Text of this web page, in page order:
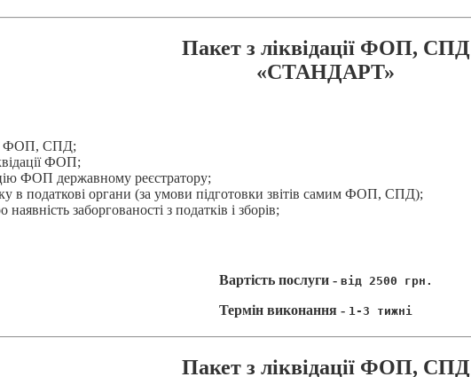
Пакет з ліквідації ФОП, СПД
«СТАНДАРТ»
ФОП, СПД;
ФОП;
ФОП державному реєстратору;
в податкові органи (за умови підготовки звітів самим ФОП, СПД);
заборгованості з податків і зборів;
Вартість послуги - від 2500 грн.
Термін виконання - 1-3 тижні
Пакет з ліквідації ФОП, СПД